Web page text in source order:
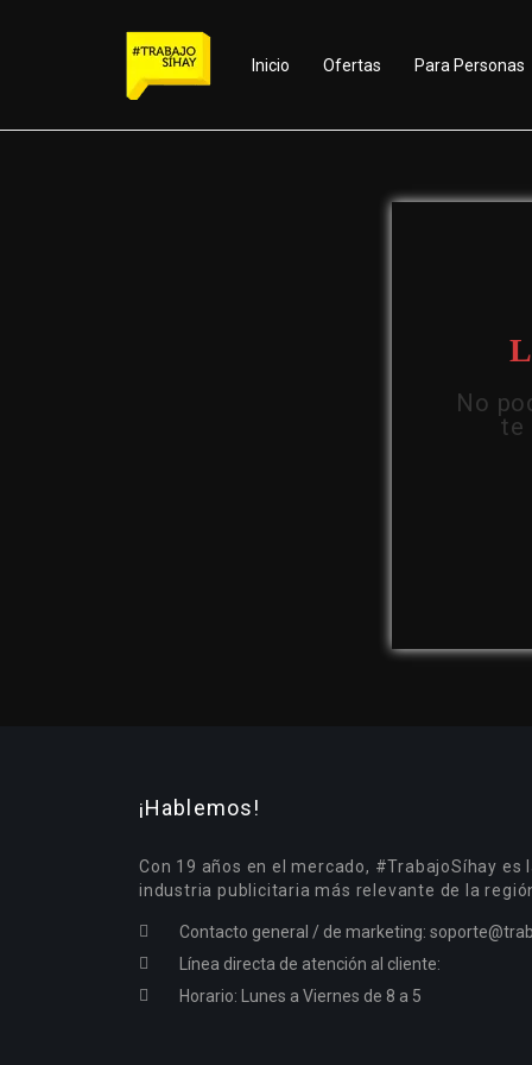
Inicio Ofertas Para Personas
No
te
¡Hablemos!
Con 19 años en el mercado, #TrabajoSíhay es
industria publicitaria más relevante de la
Contacto general / de marketing:
Línea directa de atención al cliente:
Horario: Lunes a Viernes de 8 a 5